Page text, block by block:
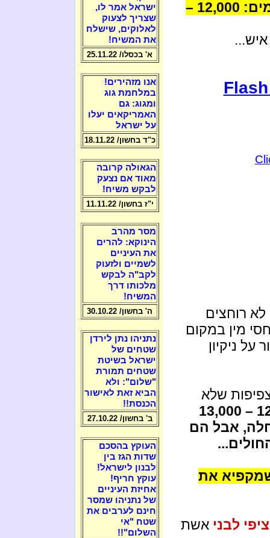
בבתי החולים מתים כל שנה עקב זיהומים: 12,000 –
רוחצים
מין במקום
ניקיון
שלא
כך הורגים כל שנה 12,000 – 13,000
אבל הם
שמקפיא את
ציפי לבני אשת
ישראל אמר לו,
שצריך לצעוק
לאלוקים, שישלח
את המשיח!
א' בכסלו/ 25.11.22
אנו מזהירים!
במלחמת גוג
ומגוג: גם
האמריקאים יעלו
על ישראל
כ"ד בחשון/ 18.11.22
הגאולה קרובה
מאוד אם נצעק
לבקש משיח!
י"ז בחשון/ 11.11.22
מסר מהרב
הינוקא: להרים
את העיניים
לשמיים ולזעוק
לקב"ה לבקש
מלכותו דרך
המשיח!
ה' בחשון/ 30.10.22
נתניהו נתן לירדן
שטחים של
ישראל בשיטת
שטחים תמורת
"שלום": ולא
הביא זאת לאישור
הכנסת!!
ב' בחשון/ 27.10.22
העוקץ בהסכם
שדות הגז בין
לבנון לישראל!
עוקץ חריף!
אחיזת העיניים
של נתניהו שמסר
חינם לערבים את
שטח "אי
השלום"!!